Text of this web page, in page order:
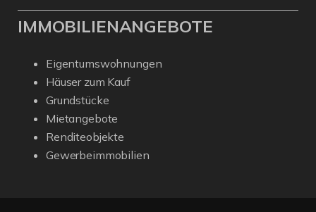
IMMOBILIENANGEBOTE
Eigentumswohnungen
Häuser zum Kauf
Grundstücke
Mietangebote
Renditeobjekte
Gewerbeimmobilien